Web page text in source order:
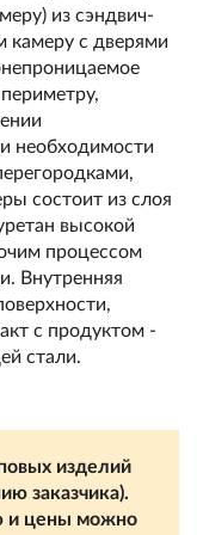
из сэндвич-
камеру с дверями
необходимости
состоит из слоя
высокой
процессом
Внутренняя
с продуктом -
стали.
изделий
заказчика).
и цены можно